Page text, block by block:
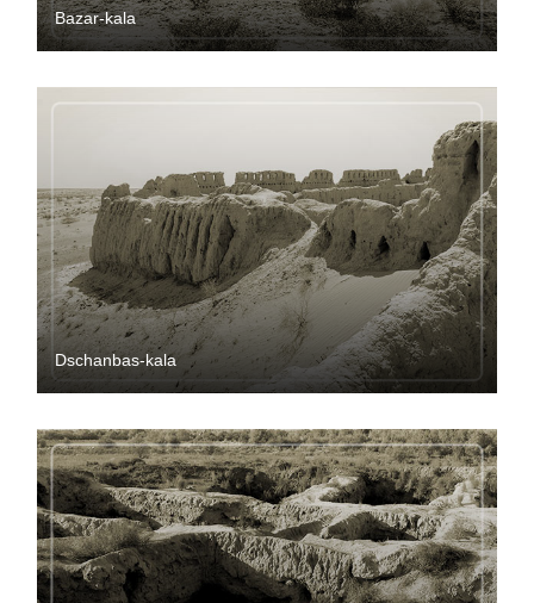
Bazar-kala
Dschanbas-kala